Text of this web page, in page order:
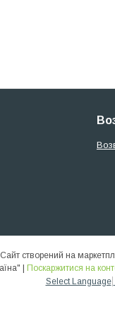
Сайт створений на
ТзОВ "Еко Пак Україна" | Поскаржитися на
Select Language